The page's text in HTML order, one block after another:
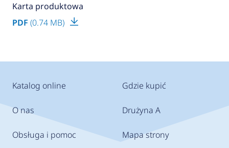
Karta produktowa
PDF (0.74 MB)
Katalog online
O nas
Obsługa i pomoc
Gdzie kupić
Drużyna A
Mapa strony